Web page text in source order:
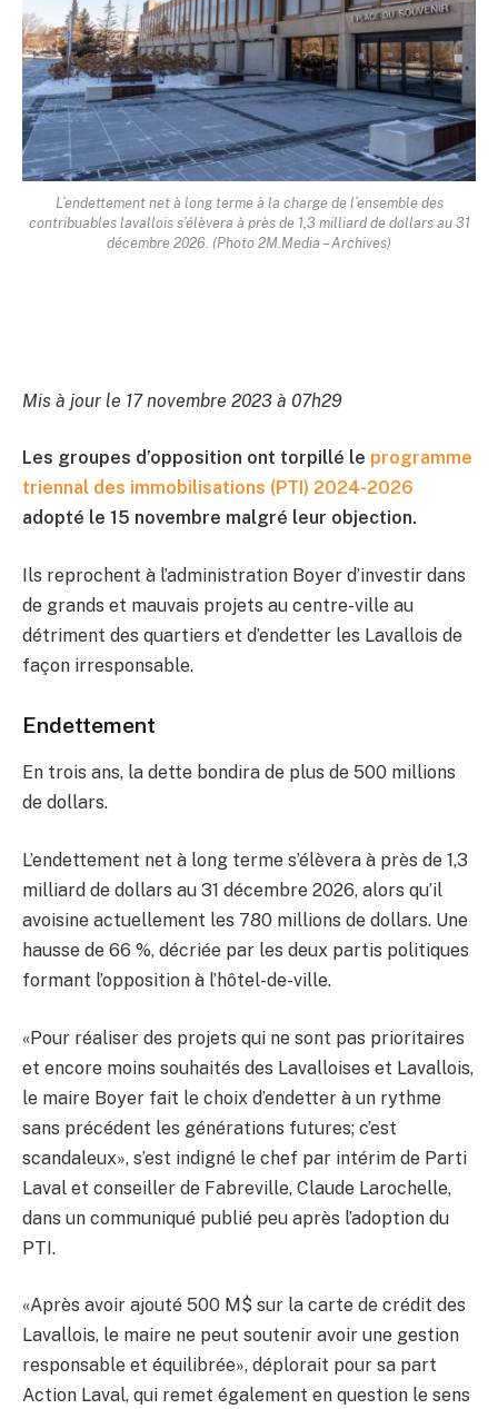
L’endettement net à long terme à la charge de l’ensemble des
contribuables lavallois s’élèvera à près de 1,3 milliard de dollars au 31
décembre 2026. (Photo 2M.Media – Archives)
Mis à jour le 17 novembre 2023 à 07h29
Les groupes d’opposition ont torpillé le programme
triennal des immobilisations (PTI) 2024-2026
adopté le 15 novembre malgré leur objection.
Ils reprochent à l’administration Boyer d’investir dans
de grands et mauvais projets au centre-ville au
détriment des quartiers et d’endetter les Lavallois de
façon irresponsable.
Endettement
En trois ans, la dette bondira de plus de 500 millions
de dollars.
L’endettement net à long terme s’élèvera à près de 1,3
milliard de dollars au 31 décembre 2026, alors qu’il
avoisine actuellement les 780 millions de dollars. Une
hausse de 66 %, décriée par les deux partis politiques
formant l’opposition à l’hôtel-de-ville.
«Pour réaliser des projets qui ne sont pas prioritaires
et encore moins souhaités des Lavalloises et Lavallois,
le maire Boyer fait le choix d’endetter à un rythme
sans précédent les générations futures; c’est
scandaleux», s’est indigné le chef par intérim de Parti
Laval et conseiller de Fabreville, Claude Larochelle,
dans un communiqué publié peu après l’adoption du
PTI.
«Après avoir ajouté 500 M$ sur la carte de crédit des
Lavallois, le maire ne peut soutenir avoir une gestion
responsable et équilibrée», déplorait pour sa part
Action Laval, qui remet également en question le sens